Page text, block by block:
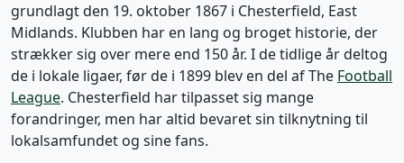
grundlagt den 19. oktober 1867 i Chesterfield, East
Midlands. Klubben har en lang og broget historie, der
strækker sig over mere end 150 år. I de tidlige år deltog
de i lokale ligaer, før de i 1899 blev en del af The Football
League. Chesterfield har tilpasset sig mange
forandringer, men har altid bevaret sin tilknytning til
lokalsamfundet og sine fans.